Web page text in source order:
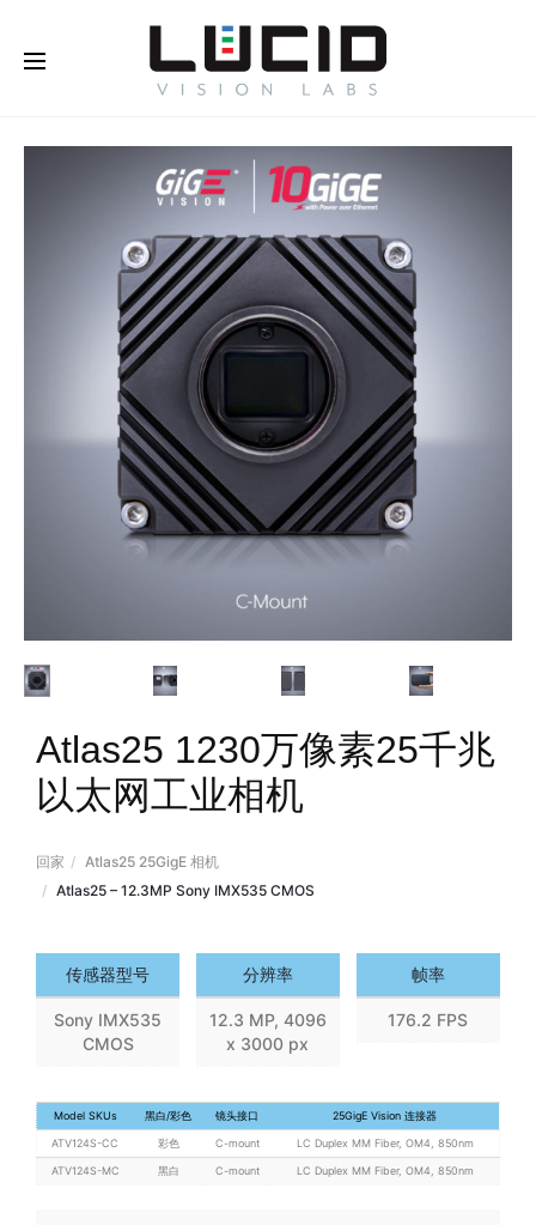
Atlas25 1230万像素25千兆
以太网工业相机
回家
Atlas25 25GigE 相机
Atlas25 – 12.3MP Sony IMX535 CMOS
传感器型号
Sony IMX535
CMOS
分辨率
12.3 MP, 4096
x 3000 px
帧率
176.2 FPS
Model SKUs 黑白/彩色 镜头接口 25GigE Vision 连接器
ATV124S-CC 彩色 C-mount LC Duplex MM Fiber, OM4, 850nm
ATV124S-MC 黑白 C-mount LC Duplex MM Fiber, OM4, 850nm